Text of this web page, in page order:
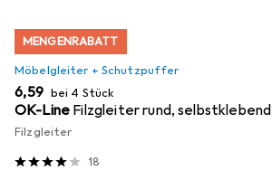
MENGENRABATT
Möbelgleiter + Schutzpuffer
EUR
6,59 bei 4 Stück
OK-Line Filzgleiter rund, selbstklebend
Filzgleiter
18